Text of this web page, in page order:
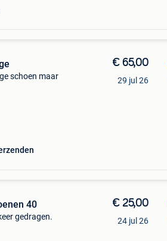
schoen maar
€ 65,00
29 jul 26
40
gedragen.
€ 25,00
24 jul 26